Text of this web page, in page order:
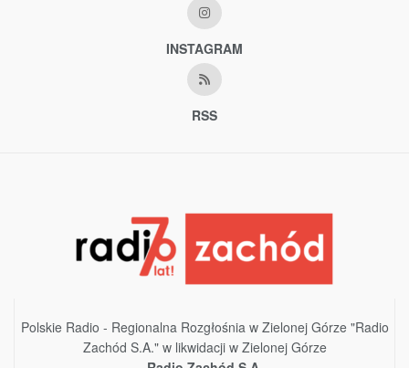
INSTAGRAM
RSS
Polskie Radio - Regionalna Rozgłośnia w Zielonej Górze "Radio
Zachód S.A." w likwidacji w Zielonej Górze